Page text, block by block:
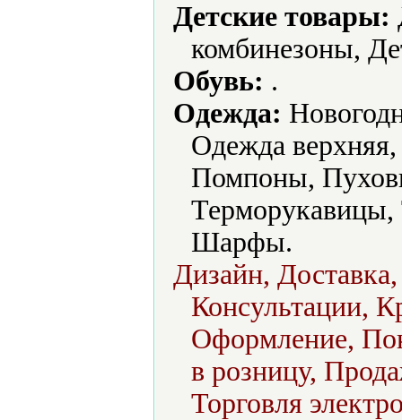
Детские товары:
комбинезоны,
Обувь: .
Одежда:
Одежда
Помпоны,
Шарфы.
Дизайн,
Консультации,
Оформление,
в розницу,
Торговля